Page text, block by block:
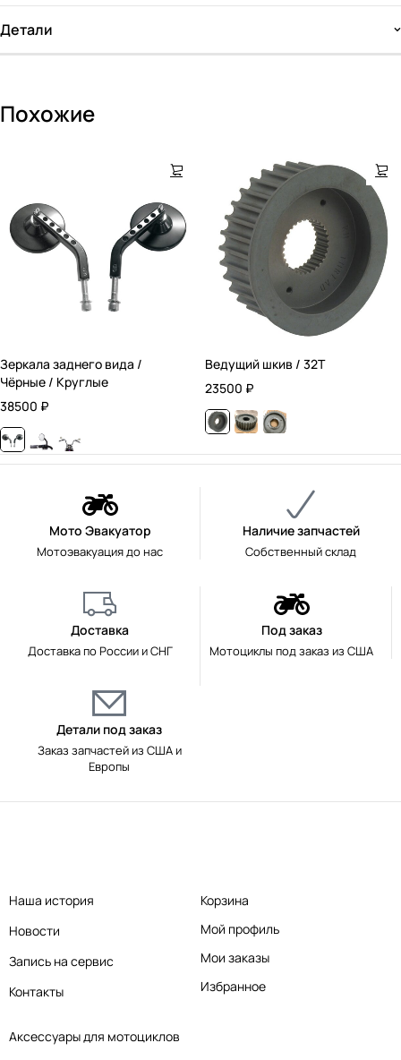
Детали
Похожие
Зеркала заднего вида /
Чёрные / Круглые
38500 ₽
Ведущий шкив / 32T
23500 ₽
Мото Эвакуатор
Мотоэвакуация до нас
Наличие запчастей
Собственный склад
Доставка
Доставка по России и СНГ
Под заказ
Мотоциклы под заказ из США
Детали под заказ
Заказ запчастей из США и
Европы
Аксессуары для мотоциклов
Наша история
Новости
Запись на сервис
Контакты
Корзина
Мой профиль
Мои заказы
Избранное